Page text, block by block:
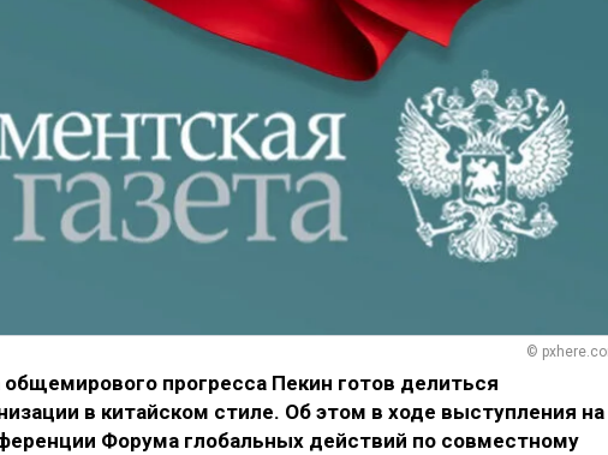
©
прогресса Пекин готов делиться
в китайском стиле. Об этом в ходе выступления на
Форума глобальных действий по совместному